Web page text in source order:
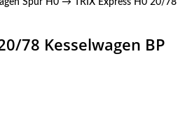
Spur H0→ TRIX Express H0 20/78
78 Kesselwagen BP